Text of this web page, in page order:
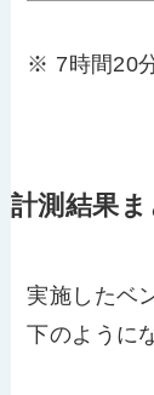
※ 7時間20
計測結果ま
実施したベ
下のように